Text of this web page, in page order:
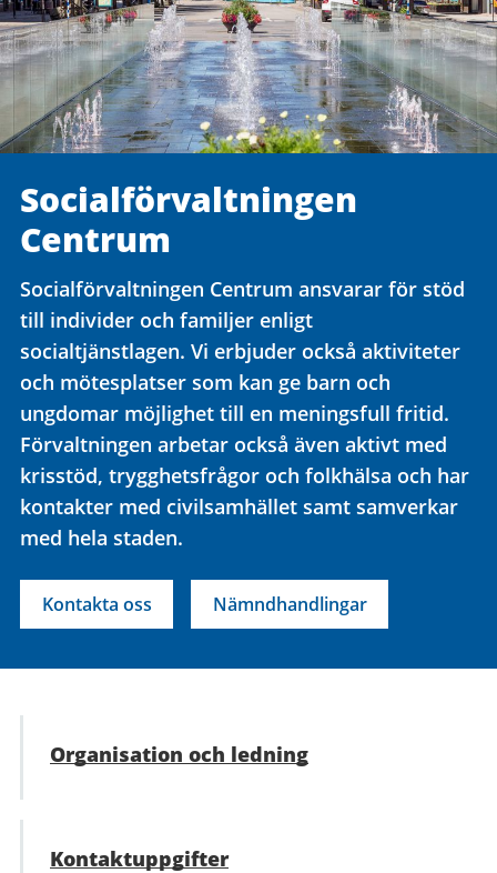
Social­förvaltningen
Centrum
Socialförvaltningen Centrum ansvarar för stöd
till individer och familjer enligt
socialtjänstlagen. Vi erbjuder också aktiviteter
och mötesplatser som kan ge barn och
ungdomar möjlighet till en meningsfull fritid.
Förvaltningen arbetar också även aktivt med
krisstöd, trygghetsfrågor och folkhälsa och har
kontakter med civilsamhället samt samverkar
med hela staden.
Kontakta oss Nämndhandlingar
Organisation och ledning
Kontaktuppgifter